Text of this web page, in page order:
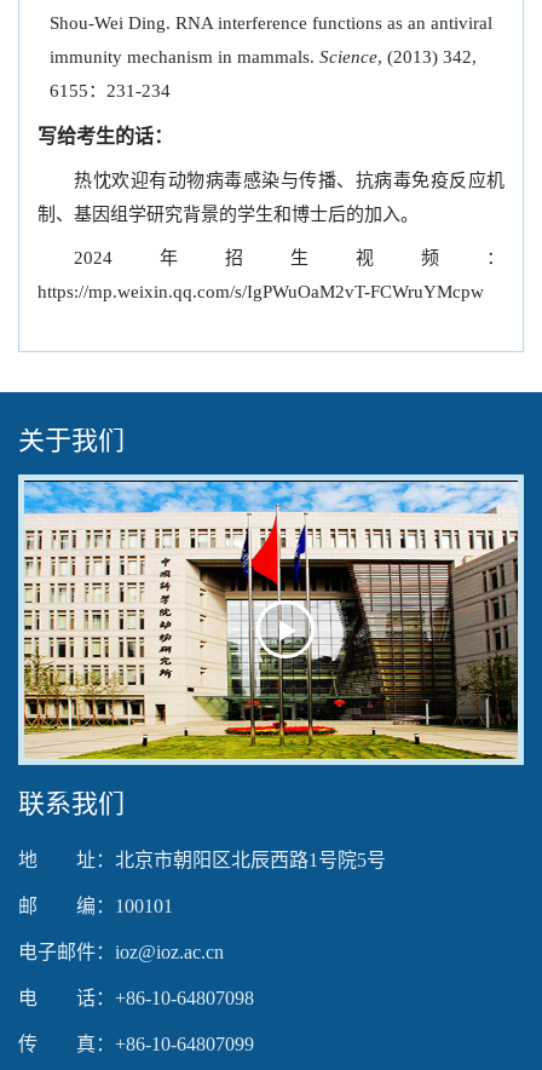
Shou-Wei Ding. RNA interference functions as an antiviral
immunity mechanism in mammals. Science, (2013) 342,
6155：231-234
写给考生的话：
热忱欢迎有动物病毒感染与传播、抗病毒免疫反应机
制、基因组学研究背景的学生和博士后的加入。
2024年招生视频：
https://mp.weixin.qq.com/s/IgPWuOaM2vT-FCWruYMcpw
关于我们
Play
Video
联系我们
地 址：北京市朝阳区北辰西路1号院5号
邮 编：100101
电子邮件：ioz@ioz.ac.cn
电 话：+86-10-64807098
传 真：+86-10-64807099